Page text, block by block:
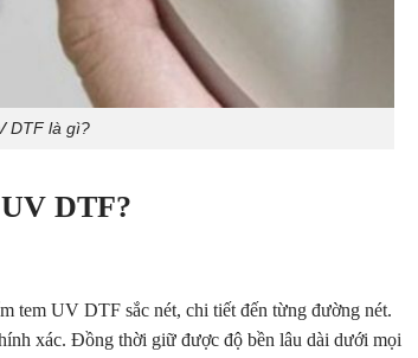
DTF là gì?
DTF?
tem UV DTF sắc nét, chi tiết đến từng đường nét.
xác. Đồng thời giữ được độ bền lâu dài dưới mọi